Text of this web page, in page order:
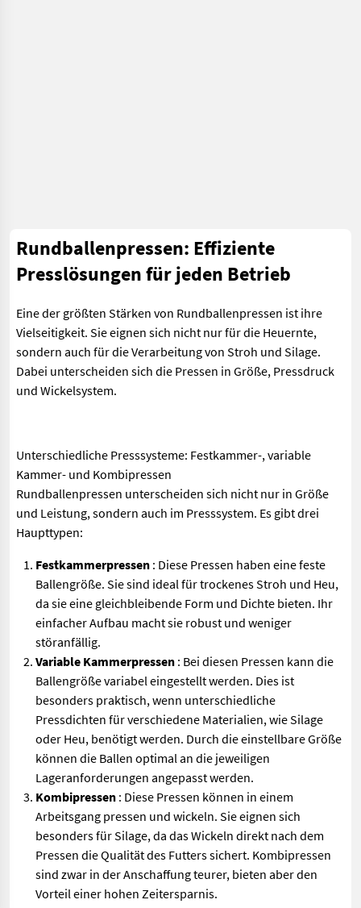
Rundballenpressen: Effiziente
Presslösungen für jeden Betrieb
Eine der größten Stärken von Rundballenpressen ist ihre
Vielseitigkeit. Sie eignen sich nicht nur für die Heuernte,
sondern auch für die Verarbeitung von Stroh und Silage.
Dabei unterscheiden sich die Pressen in Größe, Pressdruck
und Wickelsystem.
Unterschiedliche Presssysteme: Festkammer-, variable
Kammer- und Kombipressen
Rundballenpressen unterscheiden sich nicht nur in Größe
und Leistung, sondern auch im Presssystem. Es gibt drei
Haupttypen:
Festkammerpressen : Diese Pressen haben eine feste
Ballengröße. Sie sind ideal für trockenes Stroh und Heu,
da sie eine gleichbleibende Form und Dichte bieten. Ihr
einfacher Aufbau macht sie robust und weniger
störanfällig.
Variable Kammerpressen : Bei diesen Pressen kann die
Ballengröße variabel eingestellt werden. Dies ist
besonders praktisch, wenn unterschiedliche
Pressdichten für verschiedene Materialien, wie Silage
oder Heu, benötigt werden. Durch die einstellbare Größe
können die Ballen optimal an die jeweiligen
Lageranforderungen angepasst werden.
Kombipressen : Diese Pressen können in einem
Arbeitsgang pressen und wickeln. Sie eignen sich
besonders für Silage, da das Wickeln direkt nach dem
Pressen die Qualität des Futters sichert. Kombipressen
sind zwar in der Anschaffung teurer, bieten aber den
Vorteil einer hohen Zeitersparnis.